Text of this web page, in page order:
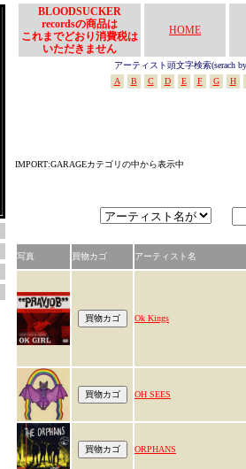
BLOODSUCKER
recordsの商品は
これまでどおり消費税は
いただきません
HOME
アーティスト頭文字検索(serach
A
B C D E F G H
IMPORT:GARAGEカテゴリの中から表示中
写真 買物カゴ アーティスト名
Ok Kings
OH SEES
ORPHANS